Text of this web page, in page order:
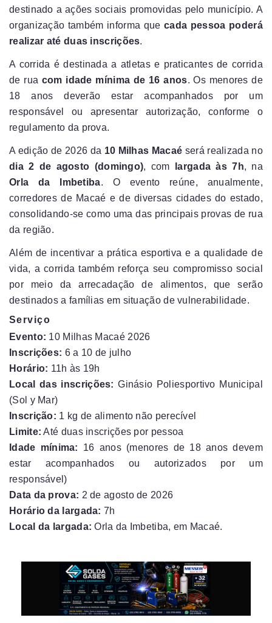
destinado a ações sociais promovidas pelo município. A
organização também informa quecada pessoa poderá
realizar até duas inscrições.
A corrida é destinada a atletas e praticantes de corrida
de rua com idade mínima de 16 anos. Os menores de
18 anos deverão estar acompanhados por um
responsável ou apresentar autorização, conforme o
regulamento da prova.
A edição de 2026 da 10 Milhas Macaé será realizada no
dia 2 de agosto (domingo), com largada às 7h, na
Orla da Imbetiba. O evento reúne, anualmente,
corredores de Macaé e de diversas cidades do estado,
consolidando-se como uma das principais provas de rua
da região.
Além de incentivar a prática esportiva e a qualidade de
vida, a corrida também reforça seu compromisso social
por meio da arrecadação de alimentos, que serão
destinados a famílias em situação de vulnerabilidade.
Serviço
Evento: 10 Milhas Macaé 2026
Inscrições: 6 a 10 de julho
Horário: 11h às 19h
Local das inscrições: Ginásio Poliesportivo Municipal
(Sol y Mar)
Inscrição: 1 kg de alimento não perecível
Limite: Até duas inscrições por pessoa
Idade mínima:
16 anos (menores de 18 anos devem
estar acompanhados ou autorizados por um
responsável)
Data da prova: 2 de agosto de 2026
Horário da largada: 7h
Local da largada: Orla da Imbetiba, em Macaé.